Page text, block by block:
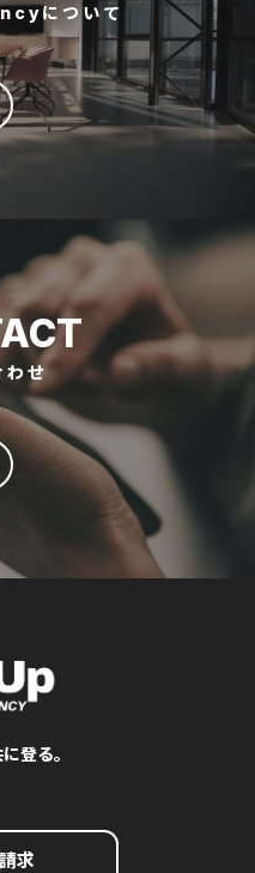
について
わせ
登る。
求